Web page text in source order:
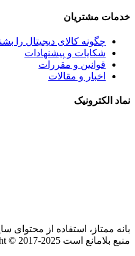
خدمات مشتریان
چگونه کالای دیجیتال را
شکایات و پیشنهادات
قوانین و مقررات
اخبار و مقالات
نماد الکترونیک
بانه ممتاز، استفاده از محتوای
منبع بلامانع است Copyright © 2017-2025